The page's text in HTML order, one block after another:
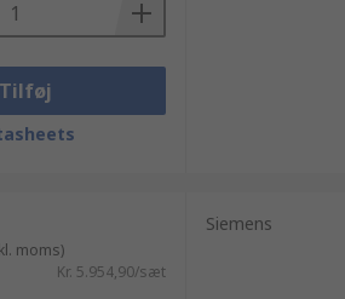
moms)
Kr. 5.954,90/sæt
Siemens